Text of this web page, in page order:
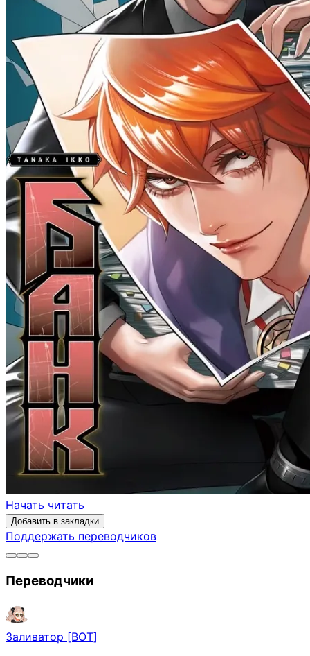
Начать читать
Добавить в закладки
Поддержать переводчиков
Переводчики
Заливатор [BOT]